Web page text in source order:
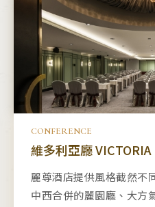
CONFERENCE
維多利亞廳 VICTORIA
麗尊酒店提供風格截然不
中西合併的麗園廳、大方